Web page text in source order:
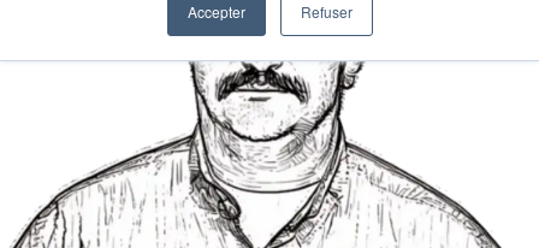
Accepter Refuser